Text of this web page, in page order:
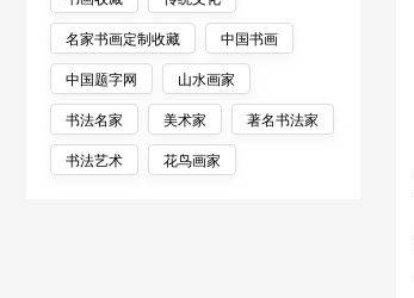
名家书画定制收藏
中国书画
中国题字网
山水画家
书法名家
美术家
著名书法家
书法艺术
花鸟画家